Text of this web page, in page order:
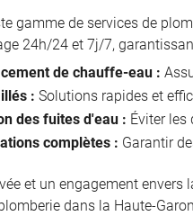
gamme de services de
24h/24 et 7j/7,
de chauffe-eau :
: Solutions rapides et
des fuites d'eau : Éviter
complètes : Garantir
et un engagement
dans la Haute-